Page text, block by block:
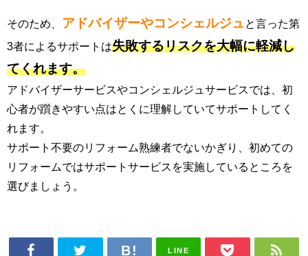
そのため、 アドバイザーやコンシェルジュ と言った第
3者によるサポートは失敗するリスクを大幅に軽減し
てくれます。
アドバイザーサービスやコンシェルジュサービスでは、初
心者が躓きやすい点はとくに理解していてサポートしてく
れます。
サポート不要のリフォーム熟練者でないかぎり、初めての
リフォームではサポートサービスを実施しているところを
選びましょう。
LINE